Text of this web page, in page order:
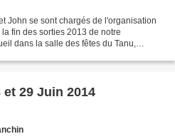
John se sont chargés de l'organisation
fin des sorties 2013 de notre
dans la salle des fêtes du Tanu,
29 Juin 2014